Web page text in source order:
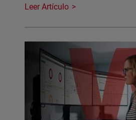
Leer Artículo